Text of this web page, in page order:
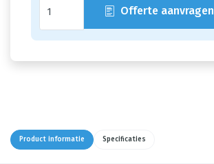
Offerte aanvragen
Product informatie Specificaties